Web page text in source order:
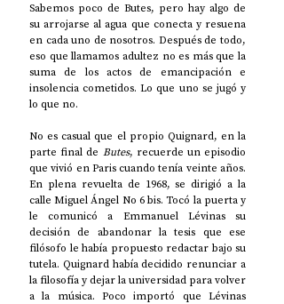
Sabemos poco de Butes, pero hay algo de
su arrojarse al agua que conecta y resuena
en cada uno de nosotros. Después de todo,
eso que llamamos adultez no es más que la
suma de los actos de emancipación e
insolencia cometidos. Lo que uno se jugó y
lo que no.
No es casual que el propio Quignard, en la
parte final de Butes, recuerde un episodio
que vivió en Paris cuando tenía veinte años.
En plena revuelta de 1968, se dirigió a la
calle Miguel Ángel No 6 bis. Tocó la puerta y
le comunicó a Emmanuel Lévinas su
decisión de abandonar la tesis que ese
filósofo le había propuesto redactar bajo su
tutela. Quignard había decidido renunciar a
la filosofía y dejar la universidad para volver
a la música. Poco importó que Lévinas